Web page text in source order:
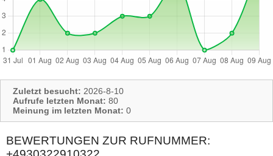
Zuletzt besucht: 2026-8-10
Aufrufe letzten Monat: 80
Meinung im letzten Monat: 0
BEWERTUNGEN ZUR RUFNUMMER: